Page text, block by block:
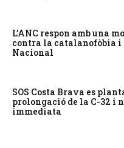
L’ANC respon amb una
contra la catalanofòbia i
Nacional
SOS Costa Brava es
prolongació de la C-32 i
immediata